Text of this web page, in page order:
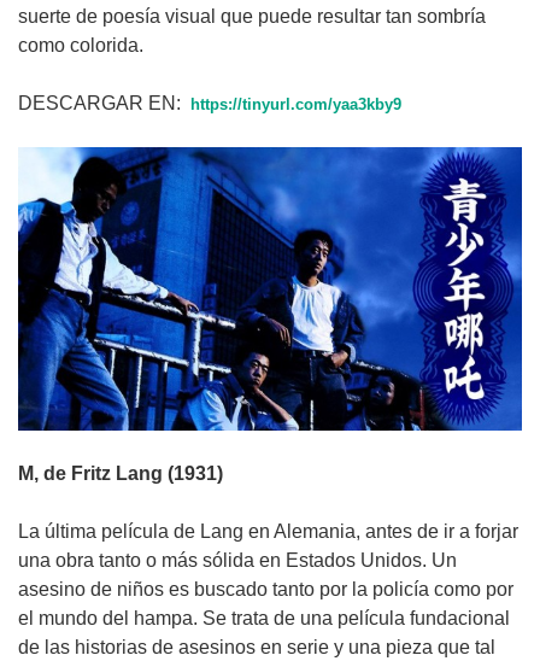
suerte de poesía visual que puede resultar tan sombría
como colorida.
DESCARGAR EN: https://tinyurl.com/yaa3kby9
M, de Fritz Lang (1931)
La última película de Lang en Alemania, antes de ir a forjar
una obra tanto o más sólida en Estados Unidos. Un
asesino de niños es buscado tanto por la policía como por
el mundo del hampa. Se trata de una película fundacional
de las historias de asesinos en serie y una pieza que tal